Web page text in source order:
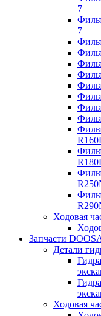
7
7
Ходовая
Запчасти
Детали
Ходовая